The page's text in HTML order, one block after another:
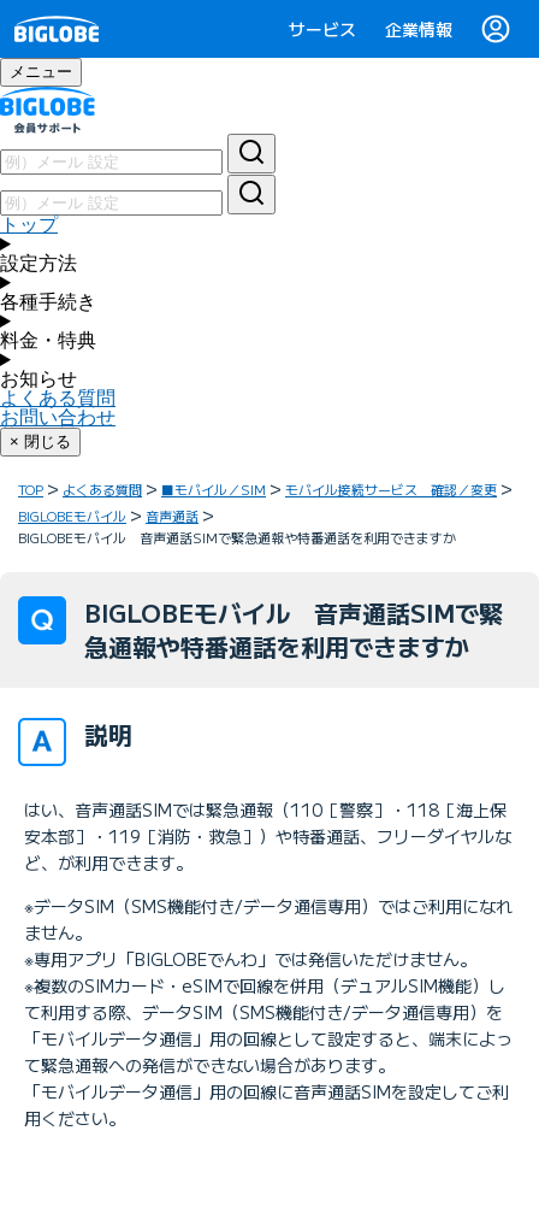
サービス 企業情報
メニュー
トップ
設定方法
各種手続き
料金・特典
お知らせ
よくある質問
お問い合わせ
× 閉じる
TOP よくある質問 ■モバイル／SIM
モバイル接続サービス 確認／変更
BIGLOBEモバイル
音声通話
BIGLOBEモバイル 音声通話SIMで緊急通報や特番通話を利用できますか
BIGLOBEモバイル 音声通話SIMで緊
急通報や特番通話を利用できますか
説明
はい、音声通話SIMでは緊急通報（110［警察］・118［海上保
安本部］・119［消防・救急］）や特番通話、フリーダイヤルな
ど、が利用できます。
※データSIM（SMS機能付き/データ通信専用）ではご利用になれ
ません。
※専用アプリ「BIGLOBEでんわ」では発信いただけません。
※複数のSIMカード・eSIMで回線を併用（デュアルSIM機能）し
て利用する際、データSIM（SMS機能付き/データ通信専用）を
「モバイルデータ通信」用の回線として設定すると、端末によっ
て緊急通報への発信ができない場合があります。
「モバイルデータ通信」用の回線に音声通話SIMを設定してご利
用ください。